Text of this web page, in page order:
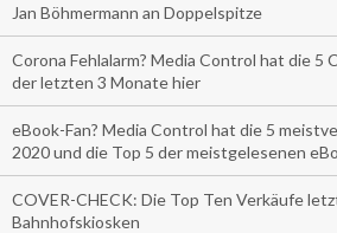
Jan Böhmermann an Doppelspitze
Corona Fehlalarm? Media Control hat die 5
der letzten 3 Monate hier
eBook-Fan? Media Control hat die 5
2020 und die Top 5 der meistgelesenen
COVER-CHECK: Die Top Ten Verkäufe
Bahnhofskiosken